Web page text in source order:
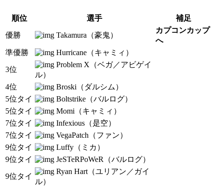
順位 選手 補足
優勝 Takamura（豪鬼）
カプコンカップ
へ
準優勝
Hurricane（キャミィ）
3位
Problem X（ベガ／アビゲイ
ル）
4位
Broski（ダルシム）
5位タイ
Boltstrike（バルログ）
5位タイ
Momi（キャミィ）
7位タイ
Infexious（是空）
7位タイ
VegaPatch（ファン）
9位タイ
Luffy（ミカ）
9位タイ
JeSTeRPoWeR（バルログ）
9位タイ
Ryan Hart（ユリアン／ガイ
ル）